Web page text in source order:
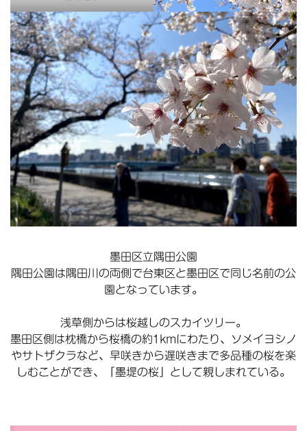
墨田区立隅田公園
隅田公園は隅田川の両側で台東区と墨田区で同じ名前の公
園となっています。
浅草側からは桜越しのスカイツリー。
墨田区側は枕橋から桜橋の約1kmにわたり、ソメイヨシノ
やサトザクラなど、早咲きから遅咲きまで多品種の桜を楽
しむことができ、「墨堤の桜」として親しまれている。